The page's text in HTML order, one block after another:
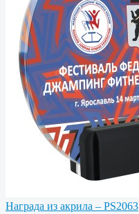
Награда из акрила – PS2063